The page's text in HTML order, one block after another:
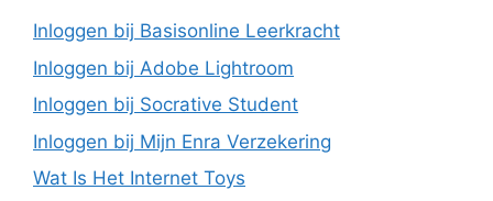
Inloggen bij Basisonline Leerkracht
Inloggen bij Adobe Lightroom
Inloggen bij Socrative Student
Inloggen bij Mijn Enra Verzekering
Wat Is Het Internet Toys